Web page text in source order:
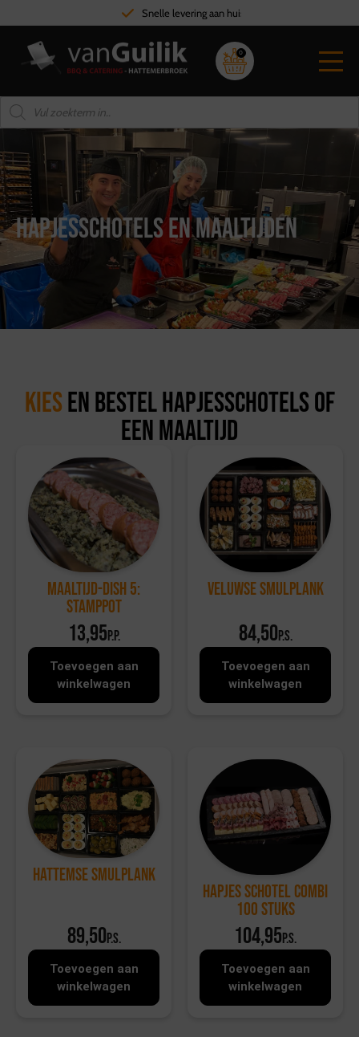
Snelle levering aan huis
0
Hapjesschotels en Maaltijden
Kiesen bestel Hapjesschotels of
een maaltijd
Maaltijd-dish 5:
Stamppot
13,95p.p.
Toevoegen aan
winkelwagen
Veluwse Smulplank
84,50p.s.
Toevoegen aan
winkelwagen
Hattemse Smulplank
89,50p.s.
Toevoegen aan
winkelwagen
Hapjes Schotel Combi
100 stuks
104,95p.s.
Toevoegen aan
winkelwagen